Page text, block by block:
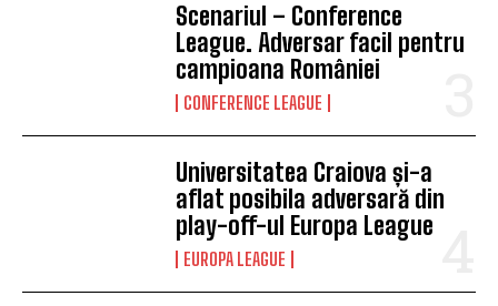
Scenariul – Conference
League. Adversar facil pentru
campioana României
CONFERENCE LEAGUE
Universitatea Craiova și-a
aflat posibila adversară din
play-off-ul Europa League
EUROPA LEAGUE